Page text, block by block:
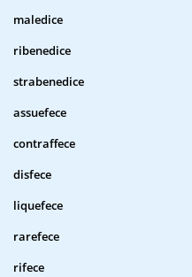
maledice
ribenedice
strabenedice
assuefece
contraffece
disfece
liquefece
rarefece
rifece